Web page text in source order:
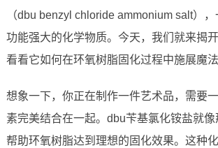
（dbu benzyl chloride ammonium salt）
功能强大的化学物质。今天，我们就来揭开
看看它如何在环氧树脂固化过程中施展魔法
想象一下，你正在制作一件艺术品，需要
素完美结合在一起。dbu苄基氯化铵盐就像
帮助环氧树脂达到理想的固化效果。这种